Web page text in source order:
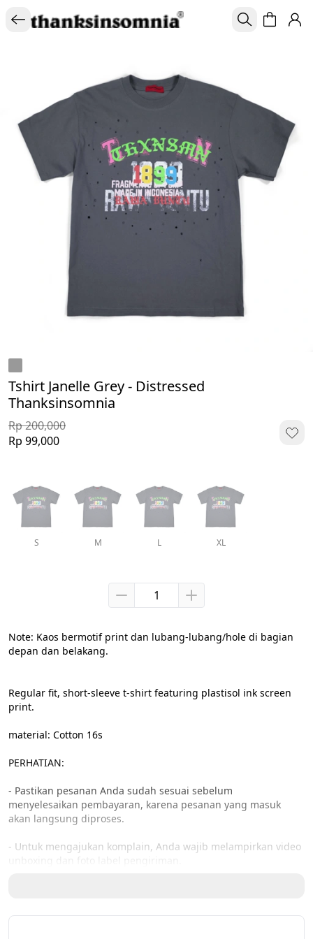
Tshirt Janelle Grey - Distressed
Thanksinsomnia
Rp 200,000
Rp 99,000
S M L XL
Note: Kaos bermotif print dan lubang-lubang/hole di bagian
depan dan belakang.
Regular fit, short-sleeve t-shirt featuring plastisol ink screen
print.
material: Cotton 16s
PERHATIAN:
- Pastikan pesanan Anda sudah sesuai sebelum
menyelesaikan pembayaran, karena pesanan yang masuk
akan langsung diproses.
- Untuk mengajukan komplain, Anda wajib melampirkan video
unboxing dan foto label pengiriman.